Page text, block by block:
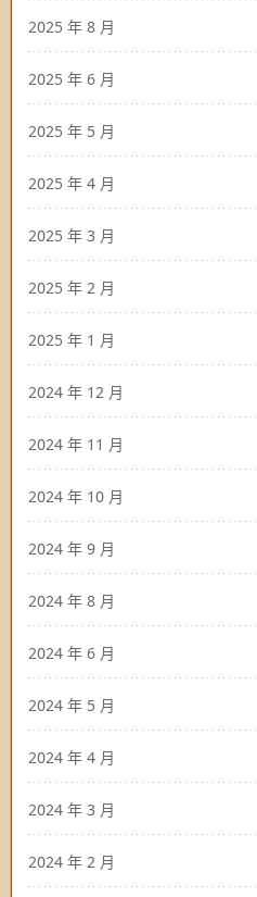
2025 年 8 月
2025 年 6 月
2025 年 5 月
2025 年 4 月
2025 年 3 月
2025 年 2 月
2025 年 1 月
2024 年 12 月
2024 年 11 月
2024 年 10 月
2024 年 9 月
2024 年 8 月
2024 年 6 月
2024 年 5 月
2024 年 4 月
2024 年 3 月
2024 年 2 月